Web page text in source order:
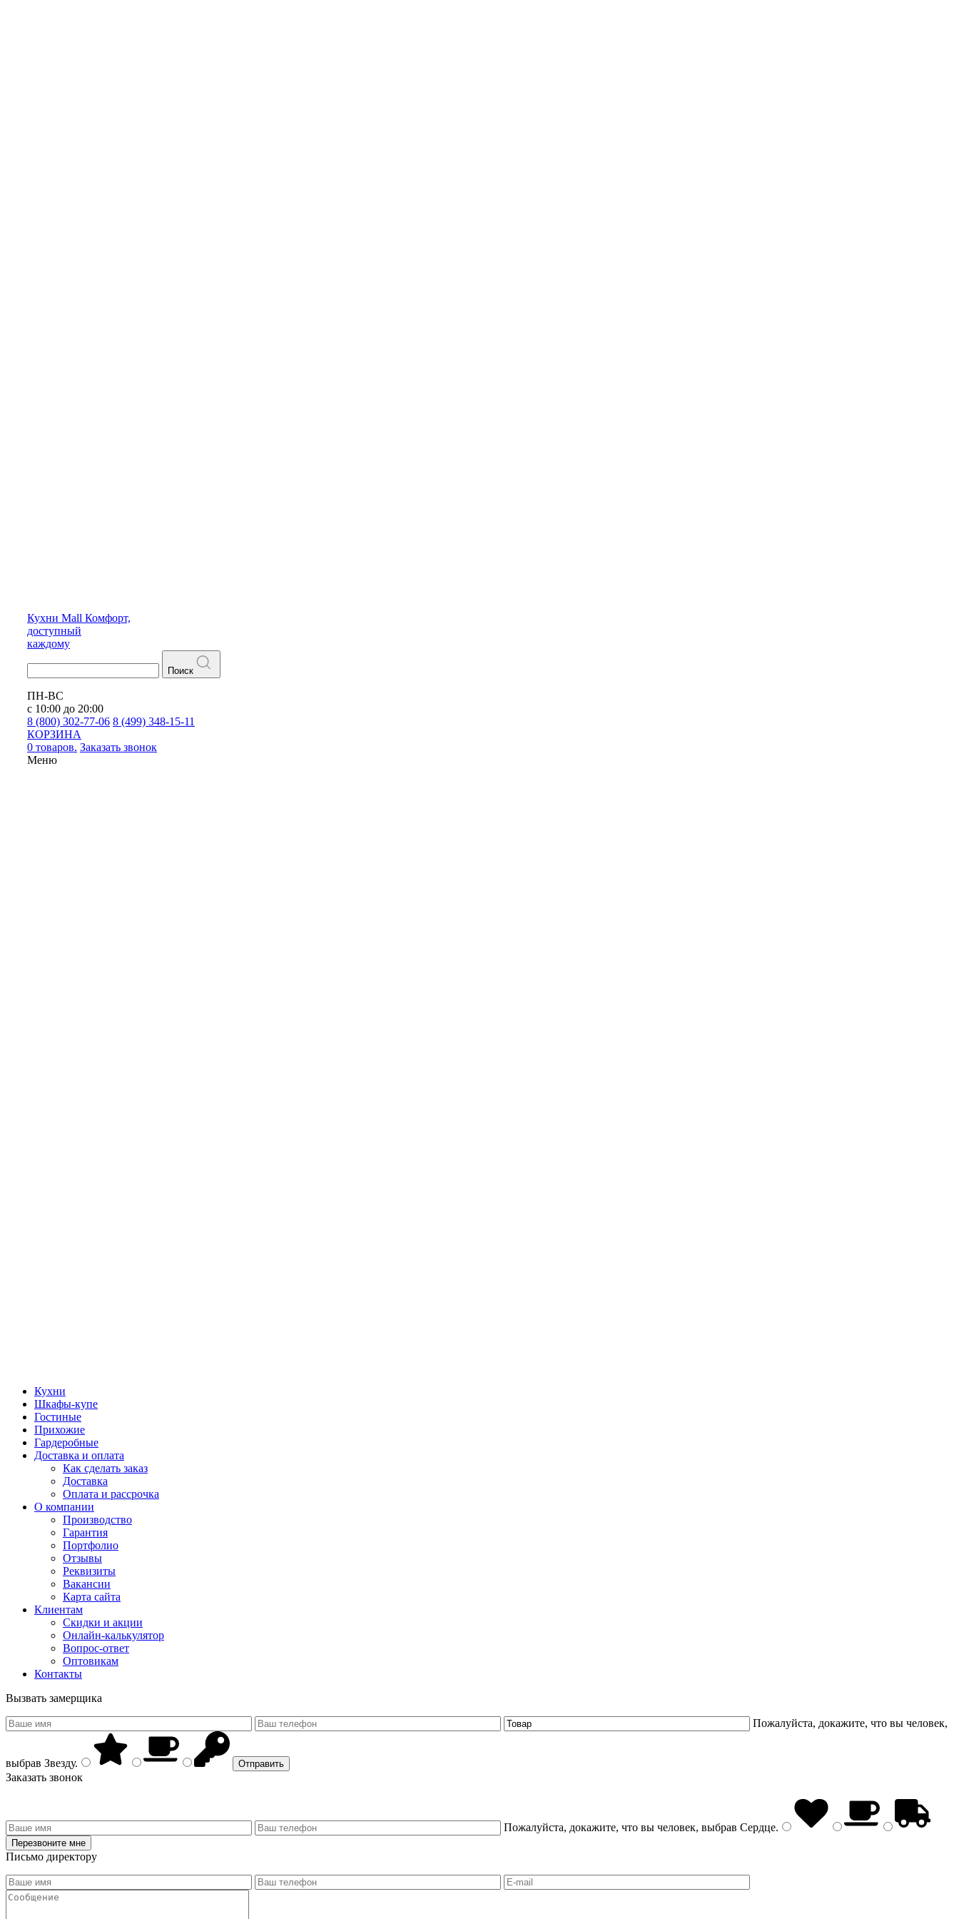
Кухни Mall Комфорт,
доступный
каждому
Поиск
ПН-ВС
с 10:00 до 20:00
8 (800) 302-77-06 8 (499) 348-15-11
КОРЗИНА
0 товаров. Заказать звонок
Меню
Кухни
Шкафы-купе
Гостиные
Прихожие
Гардеробные
Доставка и оплата
Как сделать заказ
Доставка
Оплата и рассрочка
О компании
Производство
Гарантия
Портфолио
Отзывы
Реквизиты
Вакансии
Карта сайта
Клиентам
Скидки и акции
Онлайн-калькулятор
Вопрос-ответ
Оптовикам
Контакты
Вызвать замерщика
Пожалуйста, докажите, что вы человек,
выбрав Звезду.
Заказать звонок
Пожалуйста, докажите, что вы человек, выбрав Сердце.
Письмо директору